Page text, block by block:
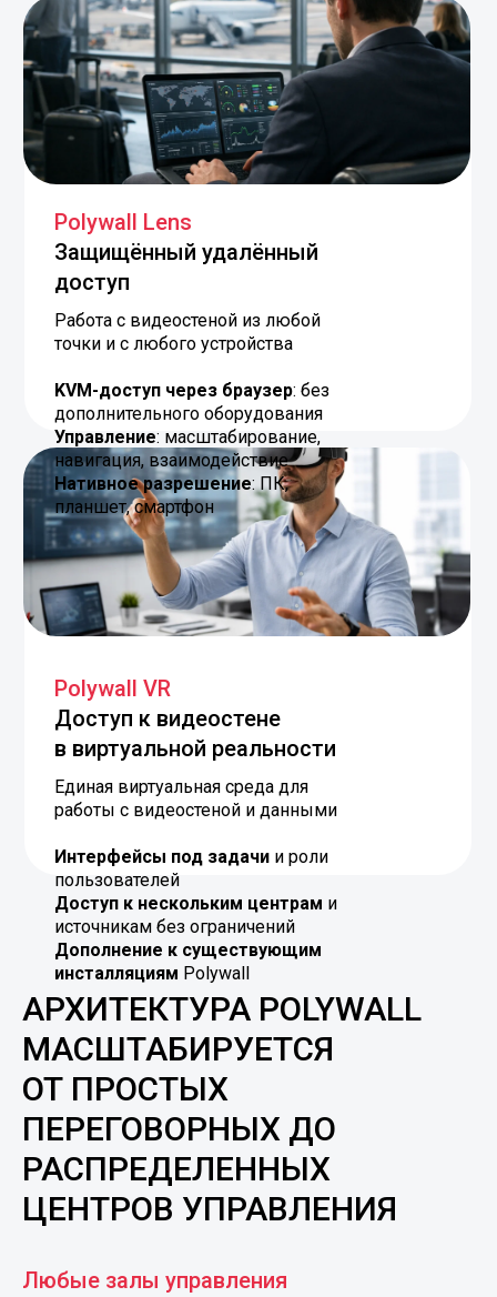
Polywall Lens
доступ
Polywall VR
в виртуальной реальности
Работа с видеостеной из любой
точки и с любого устройства
KVM-доступ через браузер
дополнительного оборудования
Управление: масштабирование,
навигация, взаимодействие
Нативное разрешение: ПК,
планшет, смартфон
Единая виртуальная среда для
работы с видеостеной и данными
Интерфейсы под задачии роли
пользователей
Доступ к нескольким центрами
источникам без ограничений
Дополнение к существующим
инсталляциямPolywall
АРХИТЕКТУРА POLYWALL
МАСШТАБИРУЕТСЯ
ОТ ПРОСТЫХ
ПЕРЕГОВОРНЫХ ДО
РАСПРЕДЕЛЕННЫХ
ЦЕНТРОВ УПРАВЛЕНИЯ
Любые залы управления